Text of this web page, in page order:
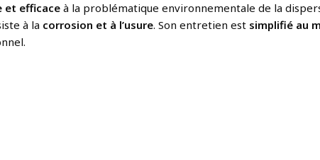
et efficaceà la problématique environnementale de la
à la corrosion et à l’usure. Son entretien est simplifié au